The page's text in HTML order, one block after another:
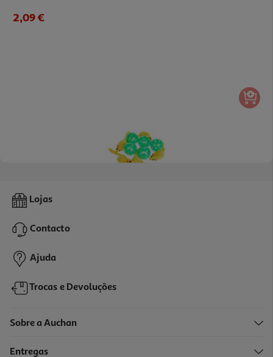
2,09 €
Conjunto De 10 Brinquedos Auchan Amarelo 5 Ratinhos+5 Bolas
5,09 €
Lojas
Contacto
Ajuda
Trocas e Devoluções
Sobre a Auchan
Entregas